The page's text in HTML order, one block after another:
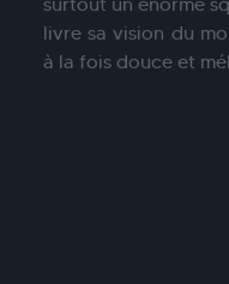
livre sa vision du
à la fois douce et